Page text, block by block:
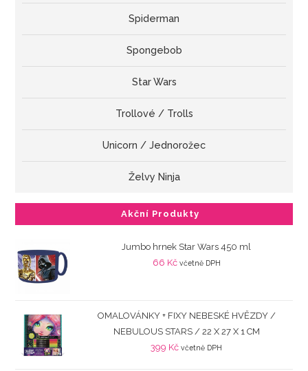
Spiderman
Spongebob
Star Wars
Trollové / Trolls
Unicorn / Jednorožec
Želvy Ninja
Akční Produkty
Jumbo hrnek Star Wars 450 ml
66 Kč včetně DPH
OMALOVÁNKY + FIXY NEBESKÉ HVĚZDY /
NEBULOUS STARS / 22 X 27 X 1 CM
399 Kč včetně DPH